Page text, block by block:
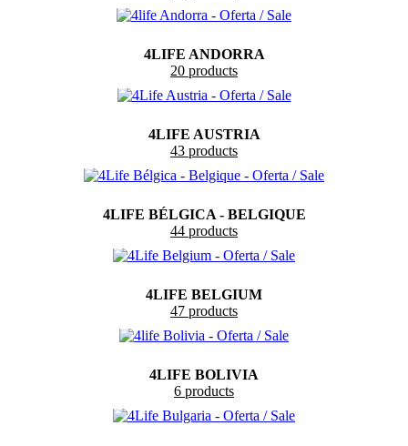
4LIFE ANDORRA
20 products
4LIFE AUSTRIA
43 products
4LIFE BÉLGICA - BELGIQUE
44 products
4LIFE BELGIUM
47 products
4LIFE BOLIVIA
6 products